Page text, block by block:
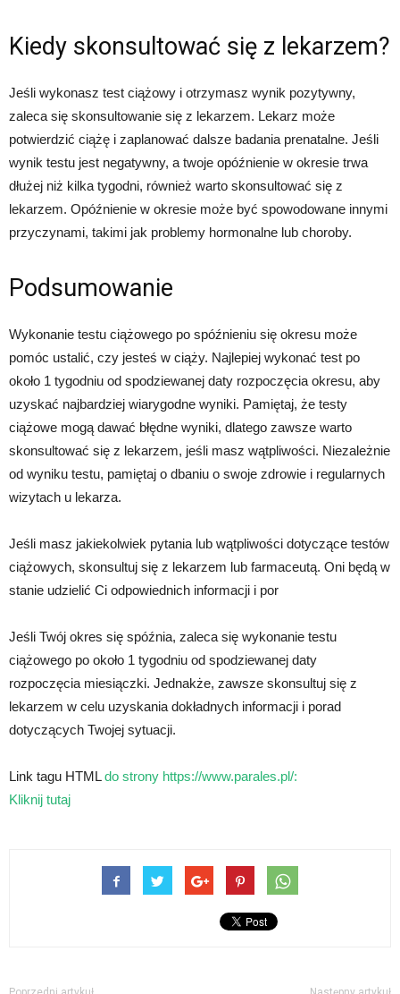
Kiedy skonsultować się z lekarzem?
Jeśli wykonasz test ciążowy i otrzymasz wynik pozytywny,
zaleca się skonsultowanie się z lekarzem. Lekarz może
potwierdzić ciążę i zaplanować dalsze badania prenatalne. Jeśli
wynik testu jest negatywny, a twoje opóźnienie w okresie trwa
dłużej niż kilka tygodni, również warto skonsultować się z
lekarzem. Opóźnienie w okresie może być spowodowane innymi
przyczynami, takimi jak problemy hormonalne lub choroby.
Podsumowanie
Wykonanie testu ciążowego po spóźnieniu się okresu może
pomóc ustalić, czy jesteś w ciąży. Najlepiej wykonać test po
około 1 tygodniu od spodziewanej daty rozpoczęcia okresu, aby
uzyskać najbardziej wiarygodne wyniki. Pamiętaj, że testy
ciążowe mogą dawać błędne wyniki, dlatego zawsze warto
skonsultować się z lekarzem, jeśli masz wątpliwości. Niezależnie
od wyniku testu, pamiętaj o dbaniu o swoje zdrowie i regularnych
wizytach u lekarza.
Jeśli masz jakiekolwiek pytania lub wątpliwości dotyczące testów
ciążowych, skonsultuj się z lekarzem lub farmaceutą. Oni będą w
stanie udzielić Ci odpowiednich informacji i por
Jeśli Twój okres się spóźnia, zaleca się wykonanie testu
ciążowego po około 1 tygodniu od spodziewanej daty
rozpoczęcia miesiączki. Jednakże, zawsze skonsultuj się z
lekarzem w celu uzyskania dokładnych informacji i porad
dotyczących Twojej sytuacji.
Link tagu HTMLdo strony https://www.parales.pl/:
Kliknij tutaj